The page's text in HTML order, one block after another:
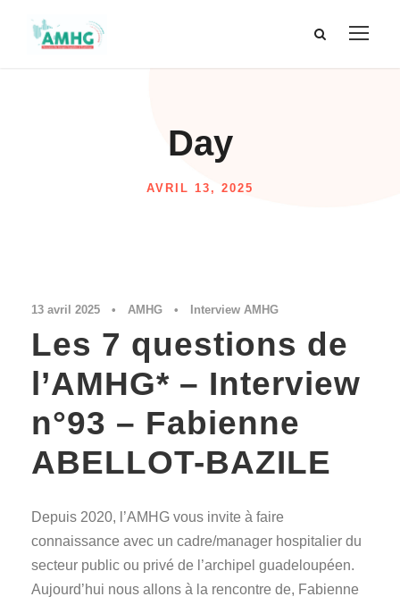
Day
AVRIL 13, 2025
13 avril 2025 • AMHG • Interview AMHG
Les 7 questions de
l’AMHG* – Interview
n°93 – Fabienne
ABELLOT-BAZILE
Depuis 2020, l’AMHG vous invite à faire
connaissance avec un cadre/manager hospitalier du
secteur public ou privé de l’archipel guadeloupéen.
Aujourd’hui nous allons à la rencontre de, Fabienne